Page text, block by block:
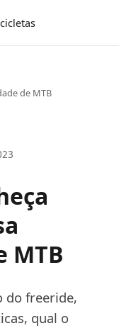
de MTB
MTB
do freeride,
qual o